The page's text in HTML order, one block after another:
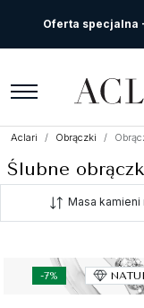
Oferta specjalna
Aclari Obrączki
Ślubne
Masa kamieni
-7%